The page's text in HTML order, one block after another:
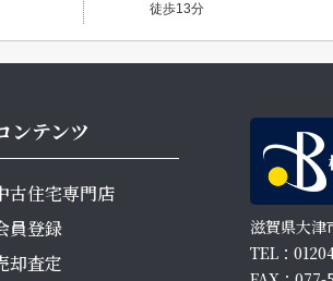
徒歩13分
ンテンツ
古住宅専門店
員登録
却査定
滋賀県大津
TEL：